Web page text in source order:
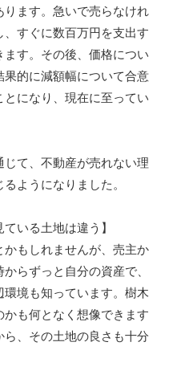
ます。急いで売らなけれ
すぐに数百万円を支出す
す。その後、価格につい
的に減額幅について合意
になり、現在に至ってい
て、不動産が売れない理
ようになりました。
いる土地は違う】
もしれませんが、売主か
らずっと自分の資産で、
境も知っています。樹木
も何となく想像できます
、その土地の良さも十分